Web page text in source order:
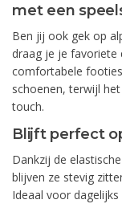
met een
Ben jij ook gek op
draag je je favoriete
comfortabele
schoenen, terwijl
touch.
Blijft perfect
Dankzij de
blijven ze stevig
Ideaal voor dagelijks